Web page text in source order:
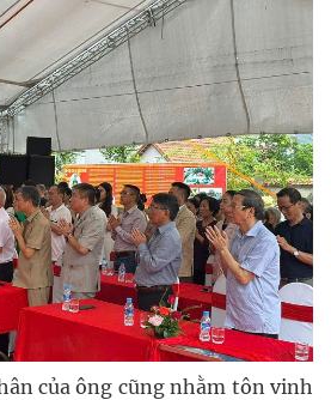
của ông cũng nhằm tôn vinh